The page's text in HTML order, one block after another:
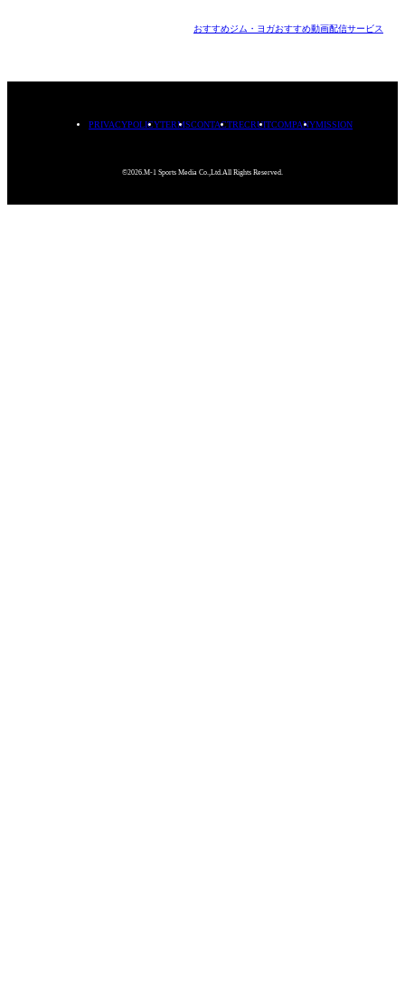
おすすめジム・ヨガおすすめ動画配信サービス
PRIVACYPOLICYTERMSCONTACTRECRUITCOMPANYMISSION
©2026.M-1 Sports Media Co.,Ltd.All Rights Reserved.